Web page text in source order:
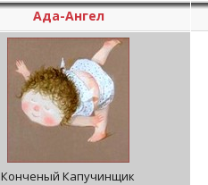
Ада-Ангел
Конченый Капучинщик